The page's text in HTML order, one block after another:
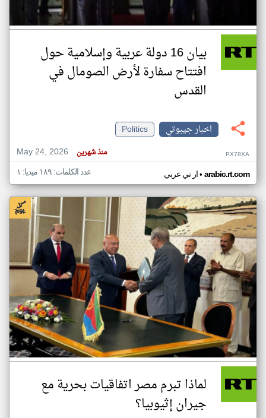
بيان 16 دولة عربية وإسلامية حول
افتتاح سفارة لأرض الصومال في
القدس
اخبار جيبوتي
Politics
May 24, 2026
منذ شهرين PX78XA
ار تي عربي• arabic.rt.com عدد الكلمات: ١٨٩ ميديا: ١
لماذا تبرم مصر اتفاقيات بحرية مع
جيران إثيوبيا؟